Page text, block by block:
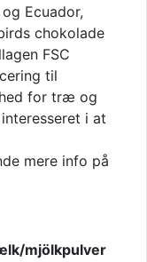
Ecuador,
chokolade
FSC
til
for træ og
i at
mere info på
mjölkpulver